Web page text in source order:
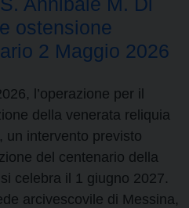
ostensione
2 Maggio 2026
l’operazione per il
della venerata reliquia
un intervento previsto
del centenario della
celebra il 1 giugno 2027.
arcivescovile di Messina,